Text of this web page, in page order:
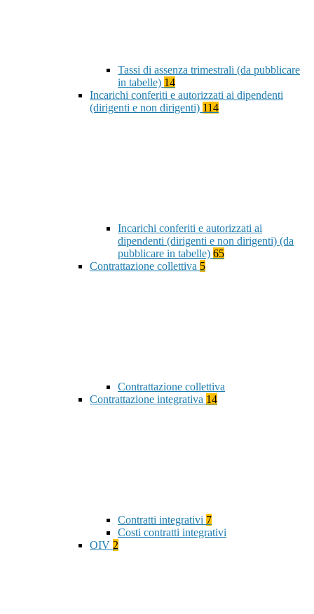
Tassi di assenza trimestrali (da pubblicare
in tabelle) 14
Incarichi conferiti e autorizzati ai dipendenti
(dirigenti e non dirigenti) 114
Incarichi conferiti e autorizzati ai
dipendenti (dirigenti e non dirigenti) (da
pubblicare in tabelle) 65
Contrattazione collettiva 5
Contrattazione collettiva
Contrattazione integrativa 14
Contratti integrativi 7
Costi contratti integrativi
OIV 2